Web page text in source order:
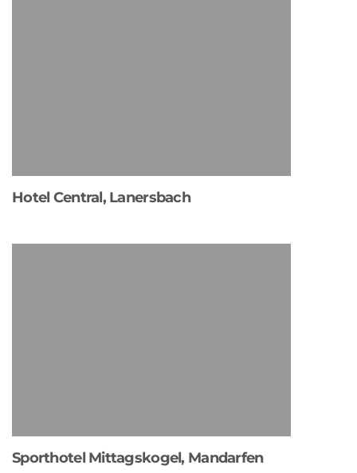
Hotel Central, Lanersbach
Sporthotel Mittagskogel, Mandarfen